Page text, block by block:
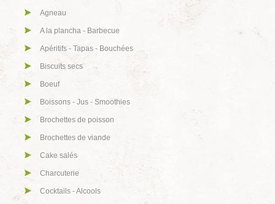
Agneau
A la plancha - Barbecue
Apéritifs - Tapas - Bouchées
Biscuits secs
Boeuf
Boissons - Jus - Smoothies
Brochettes de poisson
Brochettes de viande
Cake salés
Charcuterie
Cocktails - Alcools